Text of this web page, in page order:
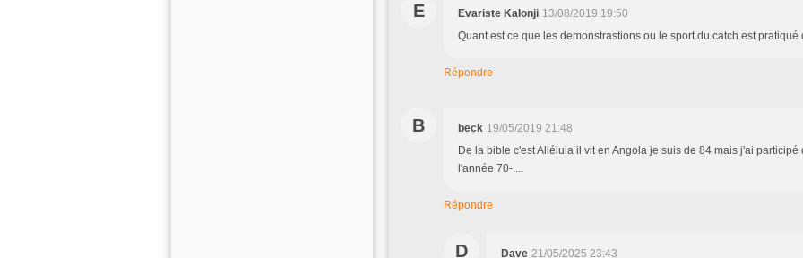
E Evariste Kalonji 13/08/2019 19:50
Quant est ce que les demonstrastions ou le sport du catch est pratiqué
Répondre
B beck 19/05/2019 21:48
De la bible c'est Alléluia il vit en Angola je suis de 84 mais j'ai participé
l'année 70-....
Répondre
D Dave 21/05/2025 23:43